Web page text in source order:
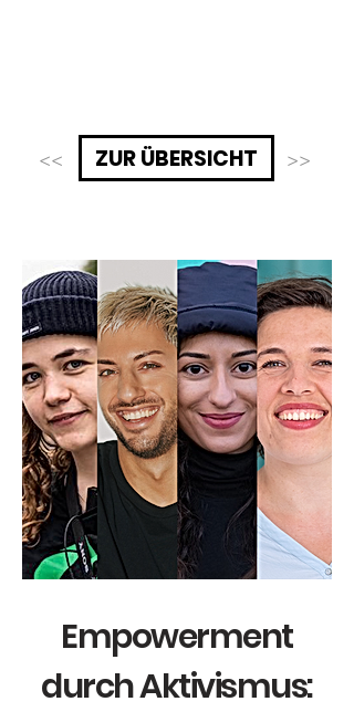
<< ZUR ÜBERSICHT >>
Empowerment
durch Aktivismus: